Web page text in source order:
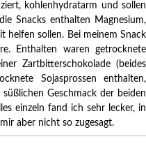
kohlenhydratarm und sollen
Snacks enthalten Magnesium,
helfen sollen. Bei meinem Snack
Enthalten waren getrocknete
Zartbitterschokolade (beides
Sojasprossen enthalten,
Geschmack der beiden
einzeln fand ich sehr lecker, in
aber nicht so zugesagt.